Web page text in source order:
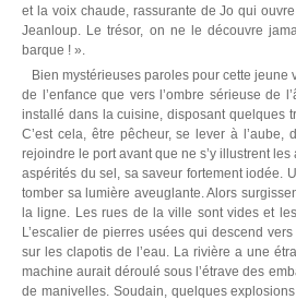
et la voix chaude, rassurante de Jo qui
Jeanloup. Le trésor, on ne le découvre
barque ! ».
Bien mystérieuses paroles pour cette jeune
de l’enfance que vers l’ombre sérieuse de
installé dans la cuisine, disposant quelques
C’est cela, être pêcheur, se lever à
rejoindre le port avant que ne s’y illustrent
aspérités du sel, sa saveur fortement iodée.
tomber sa lumière aveuglante. Alors
la ligne. Les rues de la ville sont vides et
L’escalier de pierres usées qui descend
sur les clapotis de l’eau. La rivière a une
machine aurait déroulé sous l’étrave des
de manivelles. Soudain, quelques